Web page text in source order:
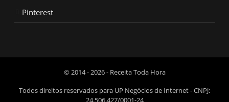
Pinterest
© 2014 - 2026 - Receita Toda Hora
Todos direitos reservados para UP Negócios de Internet - CNPJ:
24.506.427/0001-24